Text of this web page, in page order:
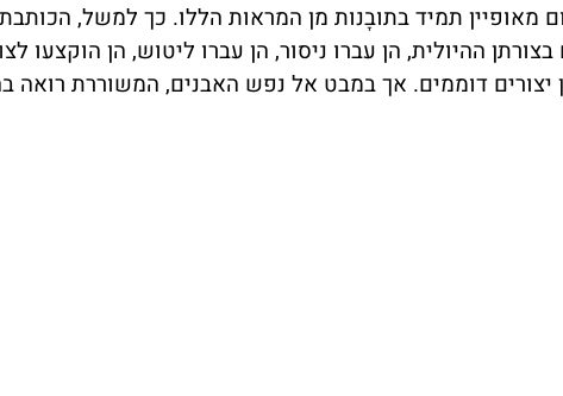
מאופיין תמיד בתובָנות מן המראות הללו. כך למשל,
ההיולית, הן עברו ניסור, הן עברו ליטוש, הן הוקצעו
יצורים דוממים. אך במבט אל נפש האבנים, המשוררת רואה